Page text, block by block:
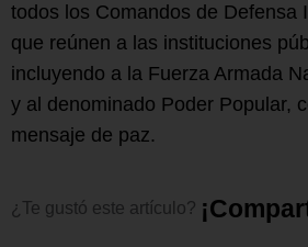
todos los Comandos de Defensa
que reúnen a las instituciones
incluyendo a la Fuerza Armada
y al denominado Poder Popular,
mensaje de paz.
¿Te gustó este artículo? ¡Compar